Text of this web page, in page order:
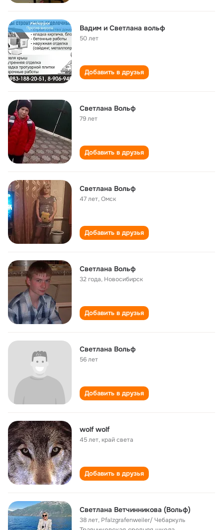
Вадим и Светлана вольф
50 лет
Добавить в друзья
Светлана Вольф
79 лет
Добавить в друзья
Светлана Вольф
47 лет,Омск
Добавить в друзья
Светлана Вольф
32 года, Новосибирск
Добавить в друзья
Светлана Вольф
56 лет
Добавить в друзья
wolf wolf
45 лет,край света
Добавить в друзья
Светлана Ветчинникова (Вольф)
38 лет, Pfalzgrafenweiler/ Чебаркуль